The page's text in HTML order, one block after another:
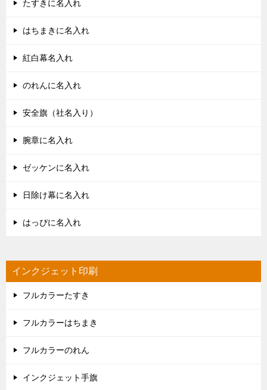
たすきに名入れ
はちまきに名入れ
紅白幕名入れ
のれんに名入れ
安全旗（社名入り）
腕章に名入れ
ゼッケンに名入れ
日除け幕に名入れ
はっぴに名入れ
インクジェット印刷
フルカラーたすき
フルカラーはちまき
フルカラーのれん
インクジェット手旗